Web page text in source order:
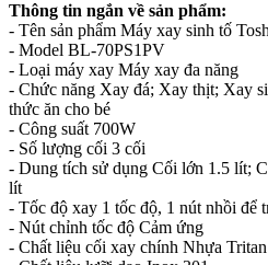
Thông tin ngắn về sản phẩm:
- Tên sản phẩm Máy xay sinh tố
- Model BL-70PS1PV
- Loại máy xay Máy xay đa năng
- Chức năng Xay đá; Xay thịt; Xay
thức ăn cho bé
- Công suất 700W
- Số lượng cối 3 cối
- Dung tích sử dụng Cối lớn 1.5 lít;
lít
- Tốc độ xay 1 tốc độ, 1 nút nhồi để
- Nút chỉnh tốc độ Cảm ứng
- Chất liệu cối xay chính Nhựa Tritan